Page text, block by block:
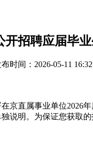
开招聘应届毕
布时间：2026-05-11 16:32
京直属事业单位2026
说明。为保证您获取